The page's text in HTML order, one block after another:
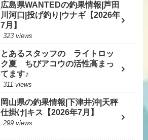
広島県WANTEDの釣果情報|芦田
川河口|投げ釣り|ウナギ【2026年
7月】
323 views
とあるスタッフの ライトロッ
ク夏 ちびアコウの活性高まっ
てます♪
311 views
岡山県の釣果情報|下津井沖|天秤
仕掛け|キス【2026年7月】
299 views